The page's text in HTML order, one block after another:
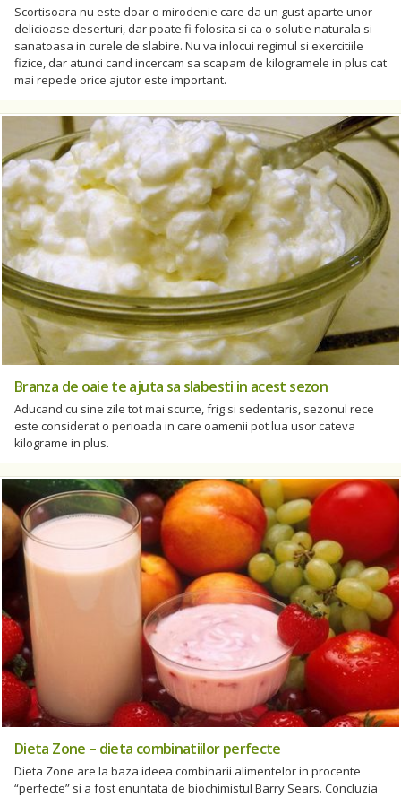
Scortisoara nu este doar o mirodenie care da un gust aparte unor
delicioase deserturi, dar poate fi folosita si ca o solutie naturala si
sanatoasa in curele de slabire. Nu va inlocui regimul si exercitiile
fizice, dar atunci cand incercam sa scapam de kilogramele in plus cat
mai repede orice ajutor este important.
Branza de oaie te ajuta sa slabesti in acest sezon
Aducand cu sine zile tot mai scurte, frig si sedentaris, sezonul rece
este considerat o perioada in care oamenii pot lua usor cateva
kilograme in plus.
Dieta Zone – dieta combinatiilor perfecte
Dieta Zone are la baza ideea combinarii alimentelor in procente
“perfecte” si a fost enuntata de biochimistul Barry Sears. Concluzia